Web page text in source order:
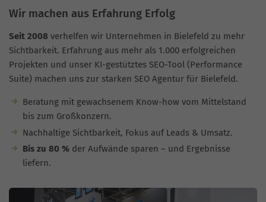
Wir machen aus Erfahrung Erfolg
Seit 2008 verhelfen wir Unternehmen in Bielefeld zu mehr
Sichtbarkeit. Erfahrung aus mehr als 1.000 erfolgreichen
Projekten und unser KI-gestütztes SEO-Tool (Performance
Suite) machen uns zur starken SEO Agentur für Bielefeld.
Beratung mit gewachsenem Know-how vom Mittelstand
bis zum Großkonzern.
Nachhaltige Sichtbarkeit, Fokus auf Leads & Umsatz.
Bis zu 80 %der Aufwände sparen – und Ergebnisse
liefern.